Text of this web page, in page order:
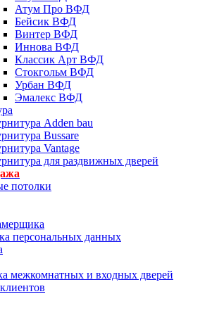
Атум Про ВФД
Бейсик ВФД
Винтер ВФД
Иннова ВФД
Классик Арт ВФД
Стокгольм ВФД
Урбан ВФД
Эмалекс ВФД
Adden bau
Bussare
Vantage
для раздвижных дверей
потолки
персональных данных
межкомнатных и входных дверей